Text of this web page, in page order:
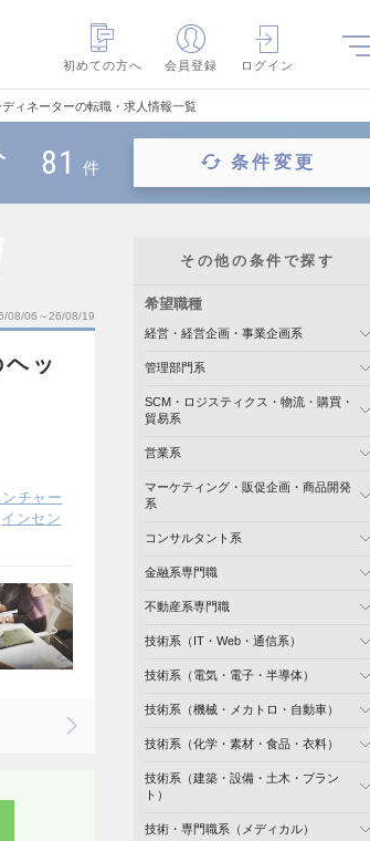
初めての方へ
会員登録 ログイン
ィネーターの転職・求人情報一覧
81 件 条件変更
08/06～26/08/19
ッ
チャー
インセン
その他の条件で探す
希望職種
経営・経営企画・事業企画系
管理部門系
SCM・ロジスティクス・物流・購買・
貿易系
営業系
マーケティング・販促企画・商品開発
系
コンサルタント系
金融系専門職
不動産系専門職
技術系（IT・Web・通信系）
技術系（電気・電子・半導体）
技術系（機械・メカトロ・自動車）
技術系（化学・素材・食品・衣料）
技術系（建築・設備・土木・プラン
ト）
技術・専門職系（メディカル）